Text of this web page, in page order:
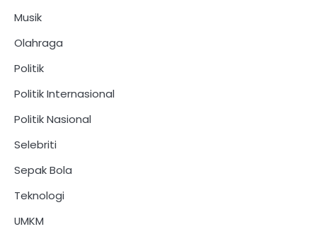
Musik
Olahraga
Politik
Politik Internasional
Politik Nasional
Selebriti
Sepak Bola
Teknologi
UMKM